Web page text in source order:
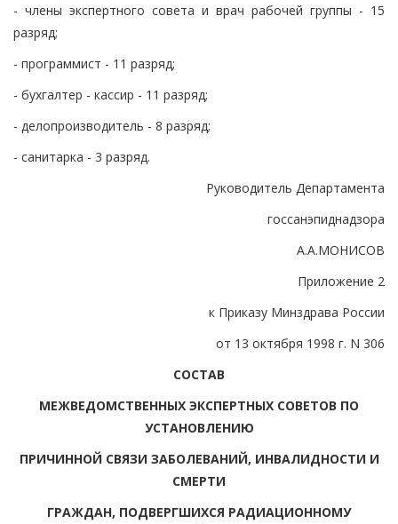
- члены экспертного совета и врач рабочей группы - 15
разряд;
- программист - 11 разряд;
- бухгалтер - кассир - 11 разряд;
- делопроизводитель - 8 разряд;
- санитарка - 3 разряд.
Руководитель Департамента
госсанэпиднадзора
А.А.МОНИСОВ
Приложение 2
к Приказу Минздрава России
от 13 октября 1998 г. N 306
СОСТАВ
МЕЖВЕДОМСТВЕННЫХ ЭКСПЕРТНЫХ СОВЕТОВ ПО
УСТАНОВЛЕНИЮ
ПРИЧИННОЙ СВЯЗИ ЗАБОЛЕВАНИЙ, ИНВАЛИДНОСТИ И
СМЕРТИ
ГРАЖДАН, ПОДВЕРГШИХСЯ РАДИАЦИОННОМУ